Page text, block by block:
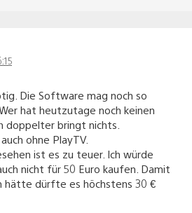
Die Software mag noch so
hat heutzutage noch keinen
doppelter bringt nichts.
ohne PlayTV.
ist es zu teuer. Ich würde
nicht für 50 Euro kaufen. Damit
hätte dürfte es höchstens 30 €